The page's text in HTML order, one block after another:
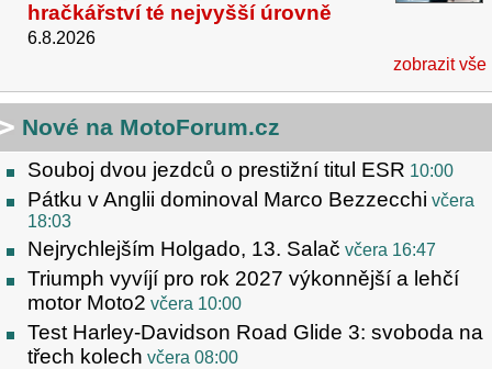
hračkářství té nejvyšší úrovně
6.8.2026
zobrazit vše
Nové na MotoForum.cz
Souboj dvou jezdců o prestižní titul ESR 10:00
Pátku v Anglii dominoval Marco Bezzecchi včera
18:03
Nejrychlejším Holgado, 13. Salač včera 16:47
Triumph vyvíjí pro rok 2027 výkonnější a lehčí
motor Moto2 včera 10:00
Test Harley-Davidson Road Glide 3: svoboda na
třech kolech včera 08:00